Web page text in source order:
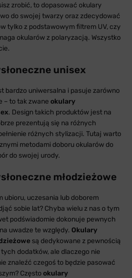
zrobić, to dopasować okulary
do swojej twarzy oraz zdecydować
tylko z podstawowym filtrem UV, czy
okularów z polaryzacją. Wszystko
unisex
bardzo uniwersalna i pasuje zarówno
– to tak zwane okulary
. Design takich produktów jest na
prezentują się na różnych
różnych stylizacji. Tutaj warto
metodami doboru okularów do
do swojej urody.
młodzieżowe
ubioru, uczesania lub doborem
sobie lat? Chyba wielu z nas o tym
podświadomie dokonuje pewnych
uwadze te względy. Okulary
są dedykowane z pewnością
dodatków, ale dlaczego nie
znaleźć czegoś to będzie pasować
Często okulary